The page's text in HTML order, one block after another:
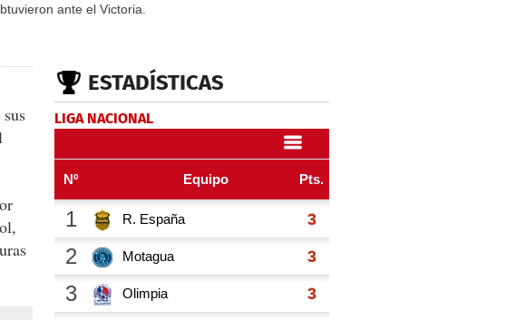
ante el Victoria.
ESTADÍSTICAS
LIGA NACIONAL